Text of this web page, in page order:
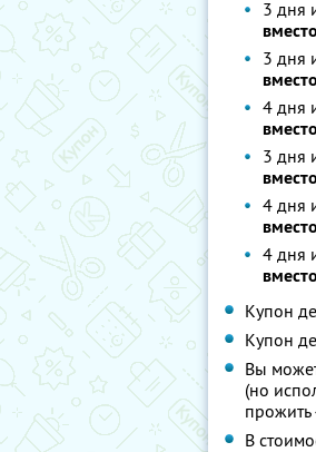
3 дня
3 дня
4 дня
3 дня
4 дня
4 дня
Купон
Купон
Вы
(но
В